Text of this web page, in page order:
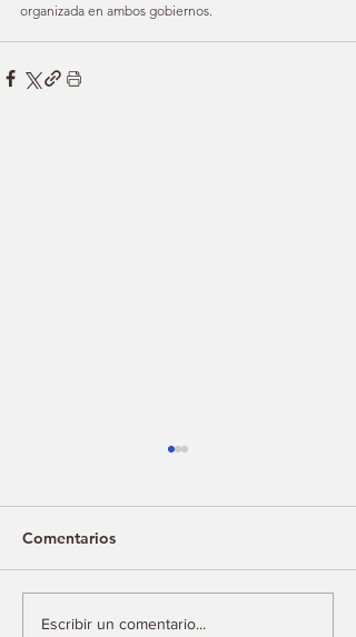
organizada en ambos gobiernos.
El “humanismo” de la 4T
Comentarios
Escribir un comentario...